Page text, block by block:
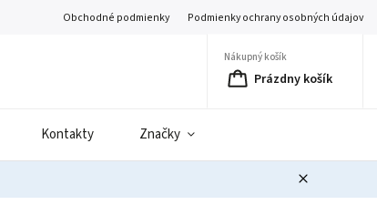
Obchodné podmienky Podmienky ochrany osobných údajov
Nákupný košík
Prázdny košík
Kontakty Značky